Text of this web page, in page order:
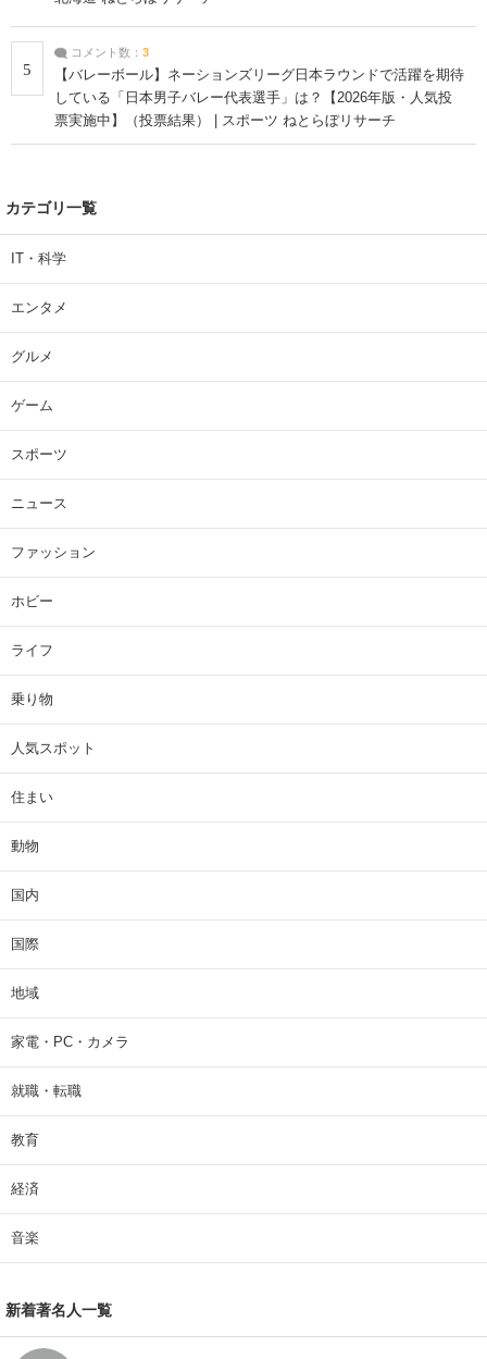
5
コメント数： 3
【バレーボール】ネーションズリーグ日本ラウンドで活躍を期待
している「日本男子バレー代表選手」は？【2026年版・人気投
票実施中】（投票結果） | スポーツ ねとらぼリサーチ
カテゴリ一覧
IT・科学
エンタメ
グルメ
ゲーム
スポーツ
ニュース
ファッション
ホビー
ライフ
乗り物
人気スポット
住まい
動物
国内
国際
地域
家電・PC・カメラ
就職・転職
教育
経済
音楽
新着著名人一覧